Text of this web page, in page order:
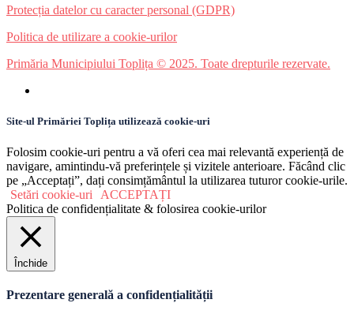
Protecția datelor cu caracter personal (GDPR)
Politica de utilizare a cookie-urilor
Primăria Municipiului Toplița © 2025. Toate drepturile rezervate.
Site-ul Primăriei Toplița utilizează cookie-uri
Folosim cookie-uri pentru a vă oferi cea mai relevantă experiență de
navigare, amintindu-vă preferințele și vizitele anterioare. Făcând clic
pe „Acceptați”, dați consimțământul la utilizarea tuturor cookie-urile.
Setări cookie-uri
ACCEPTAȚI
Politica de confidențialitate & folosirea cookie-urilor
Închide
Prezentare generală a confidențialității